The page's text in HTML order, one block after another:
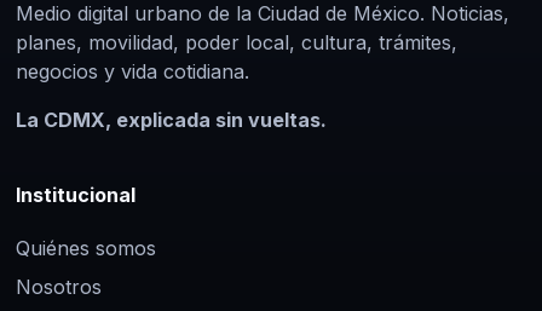
Medio digital urbano de la Ciudad de México. Noticias,
planes, movilidad, poder local, cultura, trámites,
negocios y vida cotidiana.
La CDMX, explicada sin vueltas.
Institucional
Quiénes somos
Nosotros